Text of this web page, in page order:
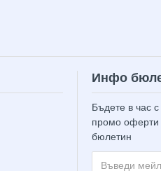
Инфо
Бъдете в час
промо оферти
бюлетин